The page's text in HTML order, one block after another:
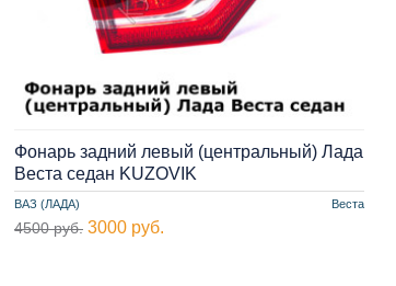
ВАЗ (ЛАДА) Веста
Фонарь задний левый (центральный) Лада
Веста седан KUZOVIK
4500 руб. 3000 руб.